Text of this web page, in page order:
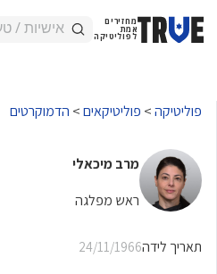
מחזירים
אמת
לפוליטיקה
פוליטיקה> פוליטיקאים> הדמוקרטים
מרב מיכאלי
ראש מפלגה
תאריך לידה24/11/1966